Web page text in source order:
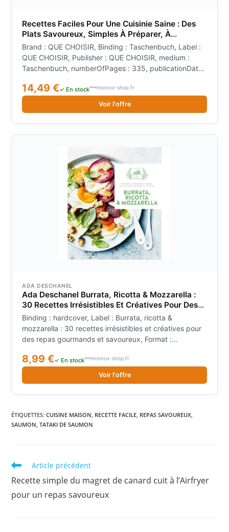
Recettes Faciles Pour Une Cuisinie Saine : Des
Plats Savoureux, Simples À Préparer, À
Déguster Au Quotidien
Brand : QUE CHOISIR, Binding : Taschenbuch, Label :
QUE CHOISIR, Publisher : QUE CHOISIR, medium :
Taschenbuch, numberOfPages : 335, publicationDate :
14,49 €✓ En stock momox-shop.fr
Voir l'offre
ADA DESCHANEL
Ada Deschanel Burrata, Ricotta & Mozzarella :
30 Recettes Irrésistibles Et Créatives Pour Des
Repas Gourmands Et Savoureux
Binding : hardcover, Label : Burrata, ricotta &
mozzarella : 30 recettes irrésistibles et créatives pour
des repas gourmands et savoureux, Format :
publicationDate : 2025-06-11, authors : Ada
Deschanel, languages : french, ISBN : 201732180X
8,99 €✓ En stock momox-shop.fr
Voir l'offre
ÉTIQUETTES:CUISINE MAISON RECETTE FACILE REPAS SAVOUREUX
SAUMON TATAKI DE SAUMON
Read
articles
Article précédent
Recette simple du magret de canard cuit à l’Airfryer
pour un repas savoureux